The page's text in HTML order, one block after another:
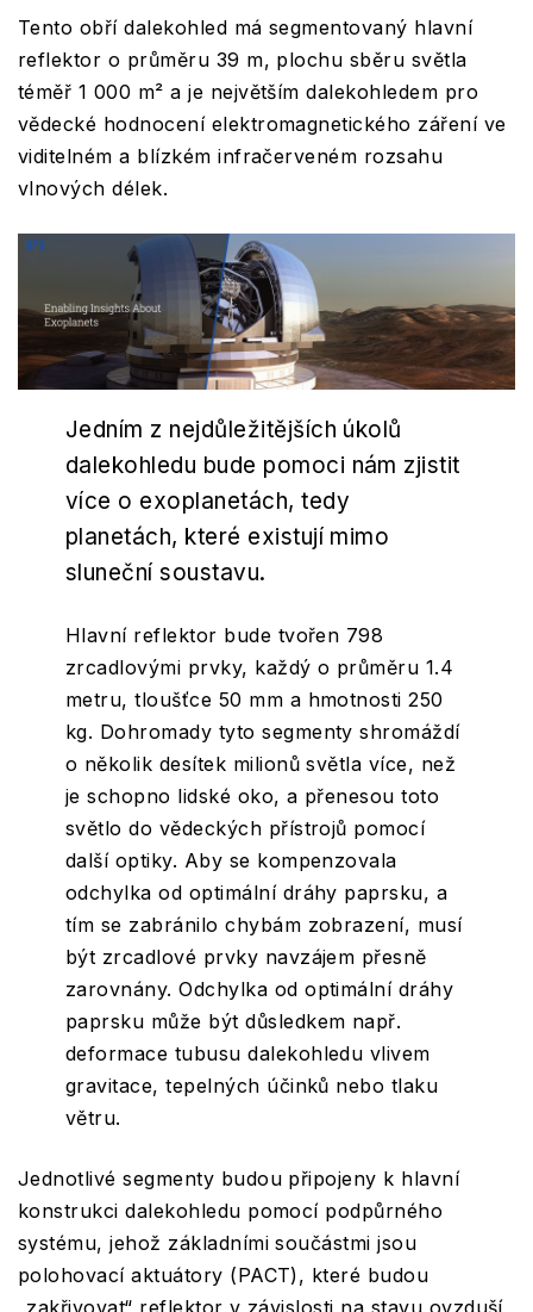
Tento obří dalekohled má segmentovaný hlavní
reflektor o průměru 39 m, plochu sběru světla
téměř 1 000 m² a je největším dalekohledem pro
vědecké hodnocení elektromagnetického záření ve
viditelném a blízkém infračerveném rozsahu
vlnových délek.
Jedním z nejdůležitějších úkolů
dalekohledu bude pomoci nám zjistit
více o exoplanetách, tedy
planetách, které existují mimo
sluneční soustavu.
Hlavní reflektor bude tvořen 798
zrcadlovými prvky, každý o průměru 1.4
metru, tloušťce 50 mm a hmotnosti 250
kg. Dohromady tyto segmenty shromáždí
o několik desítek milionů světla více, než
je schopno lidské oko, a přenesou toto
světlo do vědeckých přístrojů pomocí
další optiky. Aby se kompenzovala
odchylka od optimální dráhy paprsku, a
tím se zabránilo chybám zobrazení, musí
být zrcadlové prvky navzájem přesně
zarovnány. Odchylka od optimální dráhy
paprsku může být důsledkem např.
deformace tubusu dalekohledu vlivem
gravitace, tepelných účinků nebo tlaku
větru.
Jednotlivé segmenty budou připojeny k hlavní
konstrukci dalekohledu pomocí podpůrného
systému, jehož základními součástmi jsou
polohovací aktuátory (PACT), které budou